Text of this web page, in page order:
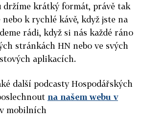
držíme krátký formát, právě tak
k rychlé kávě, když jste na
rádi, když si nás každé ráno
stránkách HN nebo ve svých
aplikacích.
další podcasty Hospodářských
na našem webu v
mobilních